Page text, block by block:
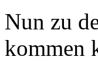
Nun zu
kommen